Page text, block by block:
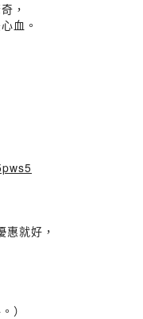
，
血。
就好，
）